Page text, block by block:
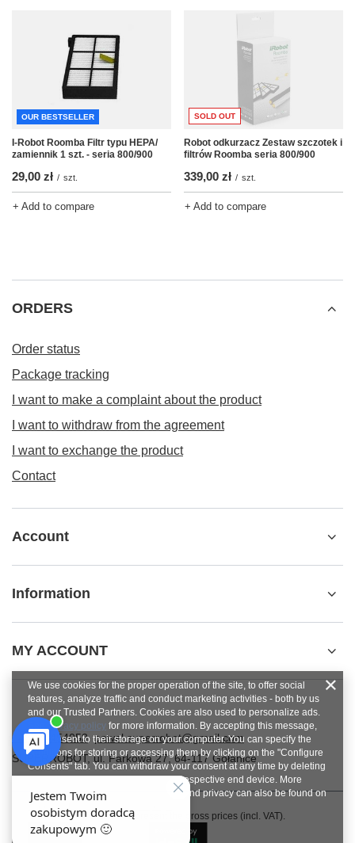
OUR BESTSELLER
I-Robot Roomba Filtr typu HEPA/
zamiennik 1 szt. - seria 800/900
29,00 zł / szt.
+ Add to compare
SOLD OUT
Robot odkurzacz Zestaw szczotek i
filtrów Roomba seria 800/900
339,00 zł / szt.
+ Add to compare
ORDERS
Order status
Package tracking
I want to make a complaint about the product
I want to withdraw from the agreement
I want to exchange the product
Contact
Account
Information
MY ACCOUNT
+48784454053 pawel.superrobot@gmail.com
SUPERROBOT,ul. Parkowa 27,64-117Gołanice
In the store we present the gross prices (incl. VAT).
We use cookies for the proper operation of the site, to offer social
features, analyze traffic and conduct marketing activities - both by us
and our Trusted Partners. Cookies are also used to personalize ads.
privacy policy for more information. By accepting this message,
you consent to their storage on your computer. You can specify the
conditions for storing or accessing them by clicking on the "Configure
Consents" tab. You can withdraw your consent at any time by deleting
cookies from your browser from the respective end device. More
information on terms and conditions and privacy can also be found on
Google's Privacy and Terms page
Close